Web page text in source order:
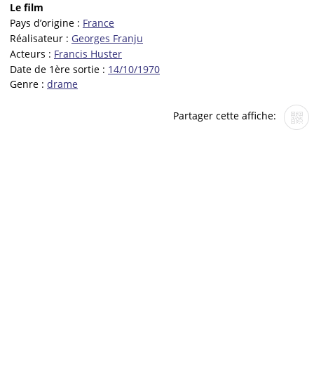
Le film
Pays d’origine : France
Réalisateur : Georges Franju
Acteurs : Francis Huster
Date de 1ère sortie : 14/10/1970
Genre : drame
Partager cette affiche: